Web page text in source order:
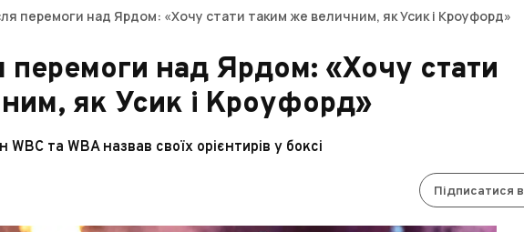
перемоги над Ярдом: «Хочу стати таким же величним, як Усик і Кроуфорд»
перемоги над Ярдом: «Хочу стати
як Усик і Кроуфорд»
та WBA назвав своїх орієнтирів у боксі
Підписатися в